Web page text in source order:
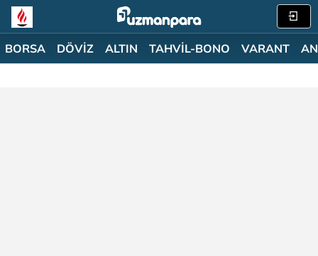
BORSA DÖVİZ ALTIN TAHVİL-BONO VARANT